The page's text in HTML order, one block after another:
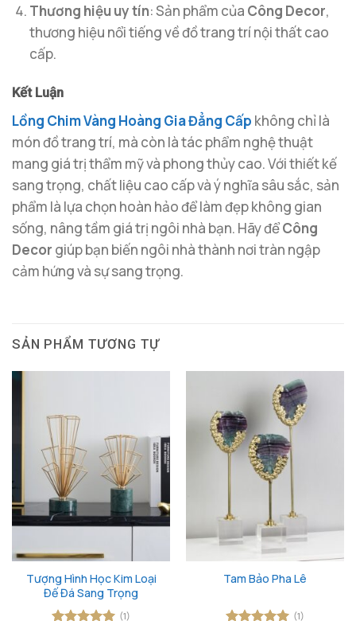
Thương hiệu uy tín: Sản phẩm của Công Decor,
thương hiệu nổi tiếng về đồ trang trí nội thất cao
cấp.
Kết Luận
Lồng Chim Vàng Hoàng Gia Đẳng Cấp không chỉ là
món đồ trang trí, mà còn là tác phẩm nghệ thuật
mang giá trị thẩm mỹ và phong thủy cao. Với thiết kế
sang trọng, chất liệu cao cấp và ý nghĩa sâu sắc, sản
phẩm là lựa chọn hoàn hảo để làm đẹp không gian
sống, nâng tầm giá trị ngôi nhà bạn. Hãy đểCông
Decor giúp bạn biến ngôi nhà thành nơi tràn ngập
cảm hứng và sự sang trọng.
SẢN PHẨM TƯƠNG TỰ
Tượng Hình Học Kim Loại
Đế Đá Sang Trọng
(1)
Tam Bảo Pha Lê
(1)